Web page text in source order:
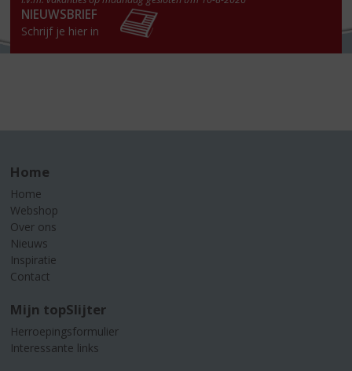
NIEUWSBRIEF
Schrijf je hier in
Home
Home
Webshop
Over ons
Nieuws
Inspiratie
Contact
Mijn topSlijter
Herroepingsformulier
Interessante links